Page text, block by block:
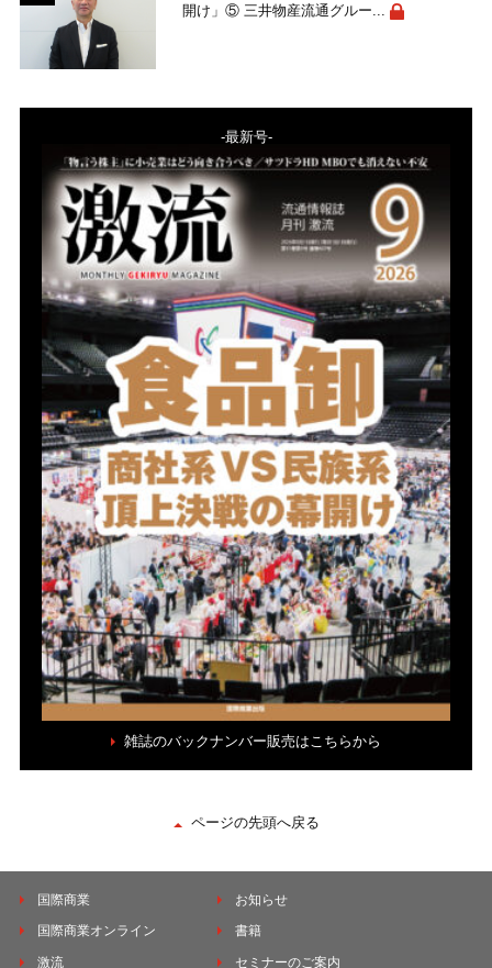
開け」⑤ 三井物産流通グルー...
-最新号-
雑誌のバックナンバー販売はこちらから
ページの先頭へ戻る
国際商業
国際商業オンライン
激流
お知らせ
書籍
セミナーのご案内